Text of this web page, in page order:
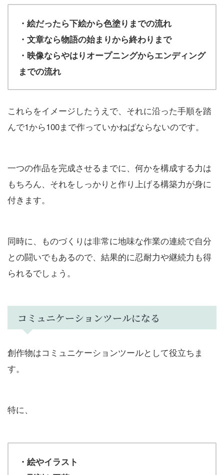
・絵だったら下絵から色塗りまでの流れ
・文章なら物語の始まりから終わりまで
・映像ならやはりオープニングからエンディング
までの流れ
これらをイメージしたうえで、それに沿った手順を踏
んで1から100まで作っていかねばならないのです。
一つの作品を完成させるまでに、何かを構成する力は
もちろん、それをしっかりと作り上げる構築力が身に
付きます。
同時に、ものづくりは非常に地味な作業の連続で自分
との闘いでもあるので、結果的に忍耐力や継続力も得
られるでしょう。
コミュニケーションツールになる
創作物はコミュニケーションツールとして役立ちま
す。
特に、
・絵やイラスト